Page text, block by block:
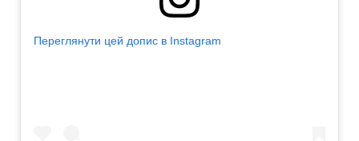
Переглянути цей допис в Instagram